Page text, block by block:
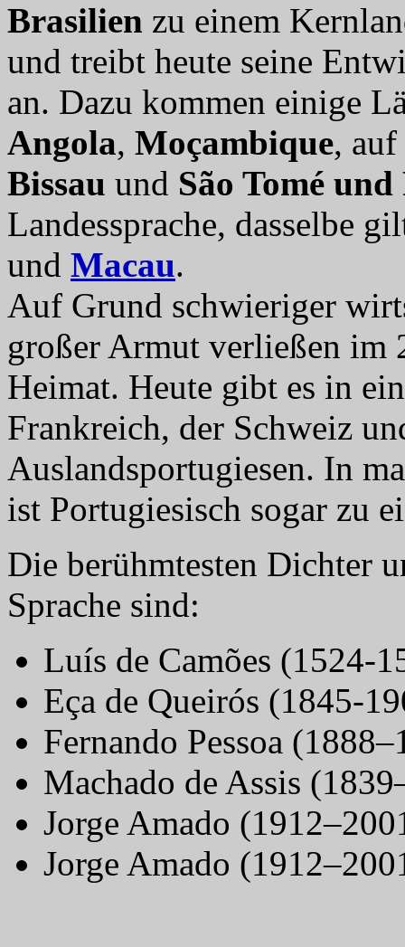
Brasilien zu einem
und treibt heute seine
an. Dazu kommen einige
Angola, Moçambique,
Bissau und São Tomé
Landessprache, dasselbe
und Macau.
Auf Grund schwieriger
großer Armut verließen im
Heimat. Heute gibt es in
Frankreich, der Schweiz
Auslandsportugiesen. In
ist Portugiesisch sogar zu
Die berühmtesten Dichter
Sprache sind:
Luís de Camões (1524-
Eça de Queirós (1845-
Fernando Pessoa
Machado de Assis
Jorge Amado
Jorge Amado